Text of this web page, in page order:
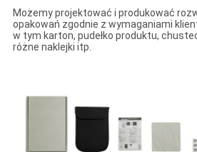
Możemy projektować i produkować
opakowań zgodnie z wymaganiami
w tym karton, pudełko produktu,
różne naklejki itp.